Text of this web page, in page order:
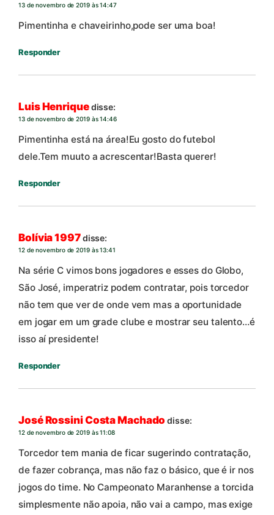
13 de novembro de 2019 às 14:47
Pimentinha e chaveirinho,pode ser uma boa!
Responder
Luis Henriquedisse:
13 de novembro de 2019 às 14:46
Pimentinha está na área!Eu gosto do futebol
dele.Tem muuto a acrescentar!Basta querer!
Responder
Bolívia 1997disse:
12 de novembro de 2019 às 13:41
Na série C vimos bons jogadores e esses do Globo,
São José, imperatriz podem contratar, pois torcedor
não tem que ver de onde vem mas a oportunidade
em jogar em um grade clube e mostrar seu talento…é
isso aí presidente!
Responder
José Rossini Costa Machado disse:
12 de novembro de 2019 às 11:08
Torcedor tem mania de ficar sugerindo contratação,
de fazer cobrança, mas não faz o básico, que é ir nos
jogos do time. No Campeonato Maranhense a torcida
simplesmente não apoia, não vai a campo, mas exige